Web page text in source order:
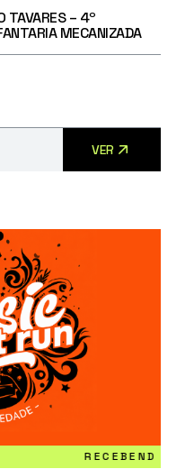
TAVARES – 4º
MECANIZADA
VER
RECEBENDO INSCRIÇÕES